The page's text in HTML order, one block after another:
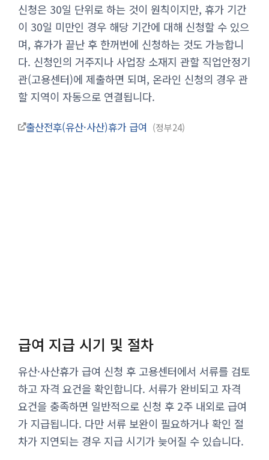
신청은 30일 단위로 하는 것이 원칙이지만, 휴가 기간
이 30일 미만인 경우 해당 기간에 대해 신청할 수 있으
며, 휴가가 끝난 후 한꺼번에 신청하는 것도 가능합니
다. 신청인의 거주지나 사업장 소재지 관할 직업안정기
관(고용센터)에 제출하면 되며, 온라인 신청의 경우 관
할 지역이 자동으로 연결됩니다.
출산전후(유산·사산)휴가 급여 정부24
급여 지급 시기 및 절차
유산·사산휴가 급여 신청 후 고용센터에서 서류를 검토
하고 자격 요건을 확인합니다. 서류가 완비되고 자격
요건을 충족하면 일반적으로 신청 후 2주 내외로 급여
가 지급됩니다. 다만 서류 보완이 필요하거나 확인 절
차가 지연되는 경우 지급 시기가 늦어질 수 있습니다.